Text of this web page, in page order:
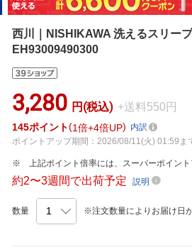
西川｜NISHIKAWA 洗えるスリー
EH93009490300
3,280 円(税込) +送料550円
145ポイント 1倍 4倍UP
内訳
ポイントアップ期間：2026/08/11(火) 01:59ま
上記ポイント倍率には、スーパーポイン
約2〜3週間で出荷予定説明
数量 ※注文数量によりお届け日